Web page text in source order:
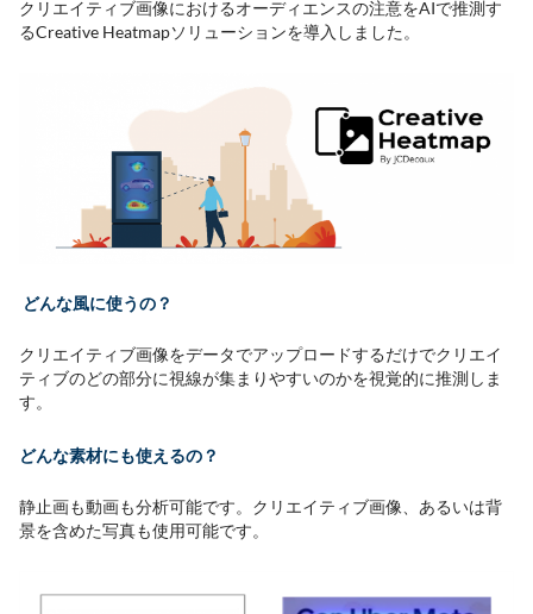
クリエイティブ画像におけるオーディエンスの注意をAIで推測す
るCreative Heatmapソリューションを導入しました。
どんな風に使うの？
クリエイティブ画像をデータでアップロードするだけでクリエイ
ティブのどの部分に視線が集まりやすいのかを視覚的に推測しま
す。
どんな素材にも使えるの？
静止画も動画も分析可能です。クリエイティブ画像、あるいは背
景を含めた写真も使用可能です。